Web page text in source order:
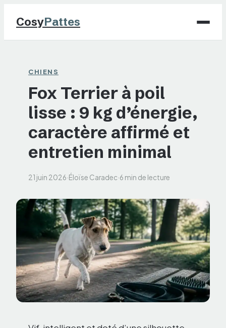
CosyPattes
Chats
NAC
Maison
CHIENS
Fox Terrier à poil
lisse : 9 kg d’énergie,
caractère affirmé et
entretien minimal
21 juin 2026·Éloïse Caradec·6 min de lecture